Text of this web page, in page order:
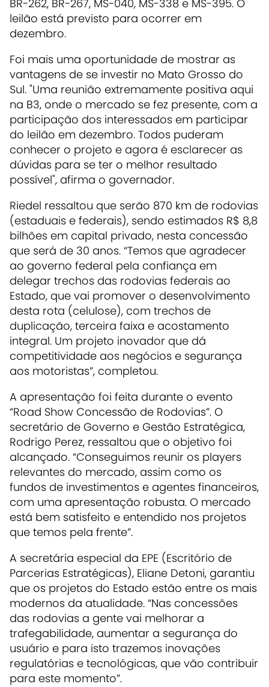
BR-262, BR-267, MS-040, MS-338 e MS-395. O
leilão está previsto para ocorrer em
dezembro.
Foi mais uma oportunidade de mostrar as
vantagens de se investir no Mato Grosso do
Sul. "Uma reunião extremamente positiva aqui
na B3, onde o mercado se fez presente, com a
participação dos interessados em participar
do leilão em dezembro. Todos puderam
conhecer o projeto e agora é esclarecer as
dúvidas para se ter o melhor resultado
possível", afirma o governador.
Riedel ressaltou que serão 870 km de rodovias
(estaduais e federais), sendo estimados R$ 8,8
bilhões em capital privado, nesta concessão
que será de 30 anos. “Temos que agradecer
ao governo federal pela confiança em
delegar trechos das rodovias federais ao
Estado, que vai promover o desenvolvimento
desta rota (celulose), com trechos de
duplicação, terceira faixa e acostamento
integral. Um projeto inovador que dá
competitividade aos negócios e segurança
aos motoristas”, completou.
A apresentação foi feita durante o evento
“Road Show Concessão de Rodovias”. O
secretário de Governo e Gestão Estratégica,
Rodrigo Perez, ressaltou que o objetivo foi
alcançado. “Conseguimos reunir os players
relevantes do mercado, assim como os
fundos de investimentos e agentes financeiros,
com uma apresentação robusta. O mercado
está bem satisfeito e entendido nos projetos
que temos pela frente”.
A secretária especial da EPE (Escritório de
Parcerias Estratégicas), Eliane Detoni, garantiu
que os projetos do Estado estão entre os mais
modernos da atualidade. “Nas concessões
das rodovias a gente vai melhorar a
trafegabilidade, aumentar a segurança do
usuário e para isto trazemos inovações
regulatórias e tecnológicas, que vão contribuir
para este momento”.